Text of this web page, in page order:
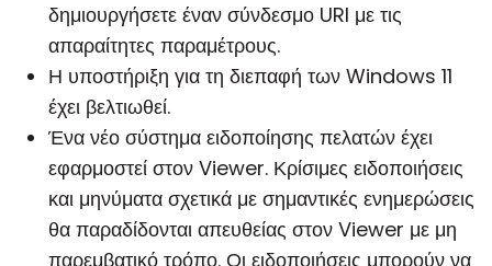
δημιουργήσετε έναν σύνδεσμο URI με τις
απαραίτητες παραμέτρους.
Η υποστήριξη για τη διεπαφή των Windows 11
έχει βελτιωθεί.
Ένα νέο σύστημα ειδοποίησης πελατών έχει
εφαρμοστεί στον Viewer. Κρίσιμες ειδοποιήσεις
και μηνύματα σχετικά με σημαντικές ενημερώσεις
θα παραδίδονται απευθείας στον Viewer με μη
παρεμβατικό τρόπο. Οι ειδοποιήσεις μπορούν να